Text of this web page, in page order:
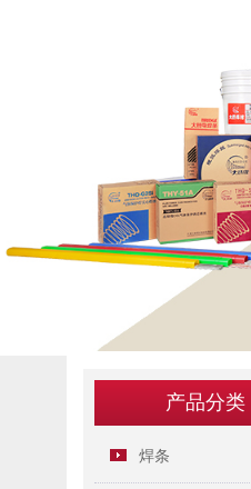
产品分类
焊条